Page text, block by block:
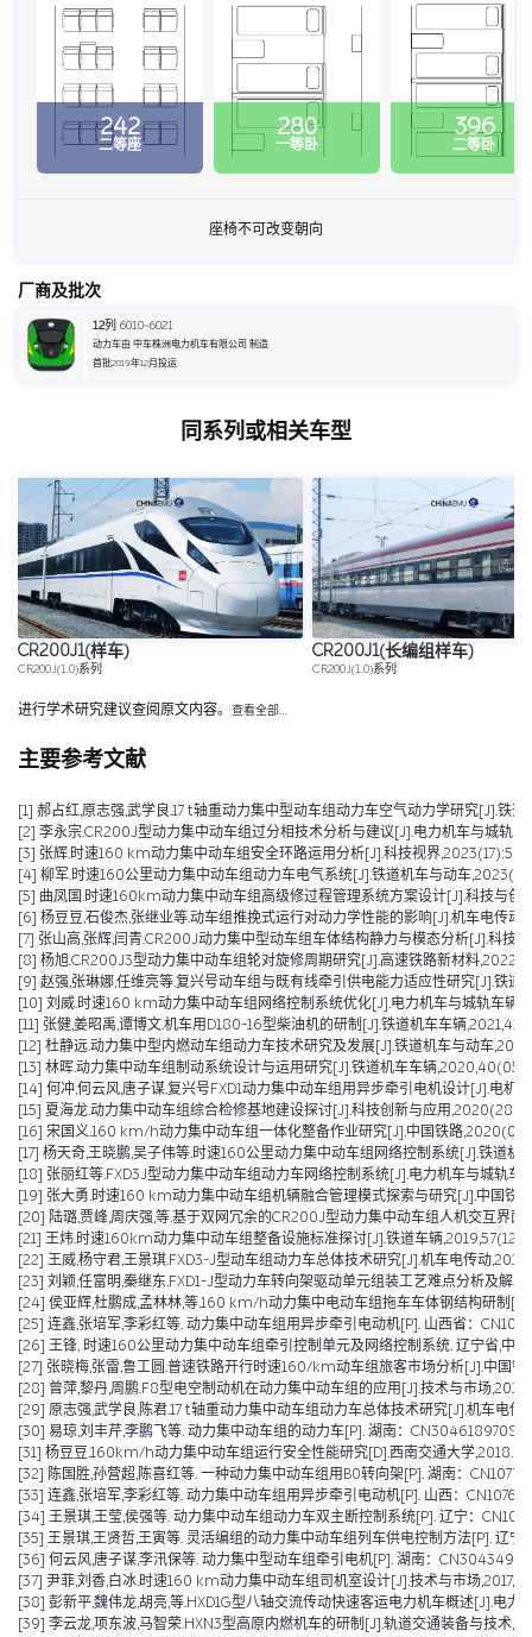
242
二等座
280
一等卧
396
二等卧
座椅不可改变朝向
厂商及批次
12列 6010~6021
动力车由 中车株洲电力机车有限公司 制造
首批2019年12月投运
同系列或相关车型
CR200J1(样车)
CR200J(1.0)系列
CR200J1(长编组样车)
CR200J(1.0)系列
进行学术研究建议查阅原文内容。 查看全部…
主要参考文献
[1] 郝占红,原志强,武学良.17 t轴重动力集中型动车组动力车空气动力学研究[J].铁
[2] 李永宗.CR200J型动力集中动车组过分相技术分析与建议[J].电力机车与城轨
[3] 张辉.时速160 km动力集中动车组安全环路运用分析[J].科技视界,2023(17):59-
[4] 柳军.时速160公里动力集中动车组动力车电气系统[J].铁道机车与动车
[5] 曲凤国.时速160km动力集中动车组高级修过程管理系统方案设计[J].科技与创
[6] 杨豆豆,石俊杰,张继业等.动车组推挽式运行对动力学性能的影响[J].机车电传动
[7] 张山高,张辉,闫青.CR200J动力集中型动车组车体结构静力与模态分析[J].科技
[8] 杨旭.CR200J3型动力集中动车组轮对旋修周期研究[J].高速铁路新材料
[9] 赵强,张琳娜,任维亮等.复兴号动车组与既有线牵引供电能力适应性研究[J].铁
[10] 刘威.时速160 km动力集中动车组网络控制系统优化[J].电力机车与城轨车辆
[11] 张健,姜昭禹,谭博文.机车用D180-16型柴油机的研制[J].铁道机车车辆
[12] 杜静远.动力集中型内燃动车组动力车技术研究及发展[J].铁道机车与动车
[13] 林晖.动力集中动车组制动系统设计与运用研究[J].铁道机车车辆
[14] 何冲,何云风,唐子谋.复兴号FXD1动力集中动车组用异步牵引电机设计[J].电
[15] 夏海龙.动力集中动车组综合检修基地建设探讨[J].科技创新与应用
[16] 宋国义.160 km/h动力集中动车组一体化整备作业研究[J].中国铁路
[17] 杨天奇,王晓鹏,吴子伟等.时速160公里动力集中动车组网络控制系统[J].铁道
[18] 张丽红等.FXD3J型动力集中动车组动力车网络控制系统[J].电力机车与城轨
[19] 张大勇.时速160 km动力集中动车组机辆融合管理模式探索与研究[J].中国
[20] 陆璐,贾峰,周庆强,等.基于双网冗余的CR200J型动力集中动车组人机交互界
[21] 王炜.时速160km动力集中动车组整备设施标准探讨[J].铁道车辆
[22] 王威,杨守君,王景琪.FXD3-J型动车组动力车总体技术研究[J].机车电传动
[23] 刘颖,任富明,秦继东.FXD1-J型动力车转向架驱动单元组装工艺难点分析及解
[24] 侯亚辉,杜鹏成,孟林林,等.160 km/h动力集中电动车组拖车车体钢结构研制
[25] 连鑫,张培军,李彩红等. 动力集中动车组用异步牵引电动机[P]. 山西省：
[26] 王锋, 时速160公里动力集中动车组牵引控制单元及网络控制系统. 辽宁省,中
[27] 张晓梅,张雷,鲁工圆.普速铁路开行时速160/km动车组旅客市场分析[J].中国
[28] 曾萍,黎丹,周鹏.F8型电空制动机在动力集中动车组的应用[J].技术与市场
[29] 原志强,武学良,陈君.17 t轴重动力集中动车组动力车总体技术研究[J].机车电
[30] 易琼,刘丰芹,李鹏飞等. 动力集中动车组的动力车[P]. 湖南：
[31] 杨豆豆.160km/h动力集中动车组运行安全性能研究[D].西南交通大学,2018.
[32] 陈国胜,孙营超,陈喜红等. 一种动力集中动车组用B0转向架[P]. 湖南：
[33] 连鑫,张培军,李彩红等. 动力集中动车组用异步牵引电动机[P]. 山西：
[34] 王景琪,王莹,侯强等. 动力集中动车组动力车双主断控制系统[P]. 辽宁：
[35] 王景琪,王贤哲,王寅等. 灵活编组的动力集中动车组列车供电控制方法[P]. 辽宁
[36] 何云风,唐子谋,李汛保等. 动力集中型动车组牵引电机[P]. 湖南：
[37] 尹菲,刘香,白冰.时速160 km动力集中动车组司机室设计[J].技术与市场
[38] 彭新平,魏伟龙,胡亮,等.HXD1G型八轴交流传动快速客运电力机车概述[J].电
[39] 李云龙,项东波,马智荣.HXN3型高原内燃机车的研制[J].轨道交通装备与技术